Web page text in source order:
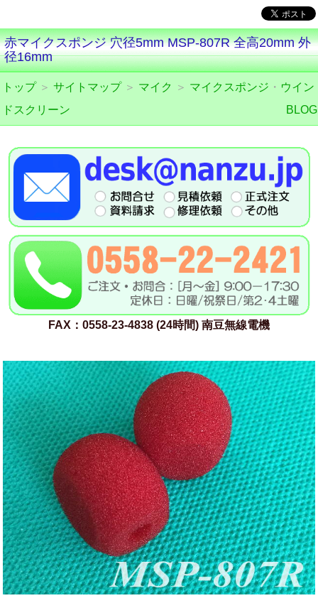
赤マイクスポンジ 穴径5mm MSP-807R 全高20mm 外
径16mm
トップ＞ サイトマップ＞ マイク ＞ マイクスポンジ ・ ウイン
ドスクリーン
BLOG
FAX：0558-23-4838 (24時間) 南豆無線電機